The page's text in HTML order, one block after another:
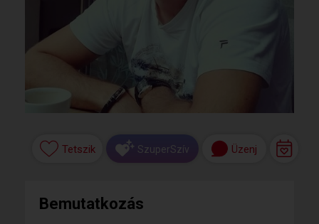
Tetszik SzuperSzív Üzenj
Bemutatkozás